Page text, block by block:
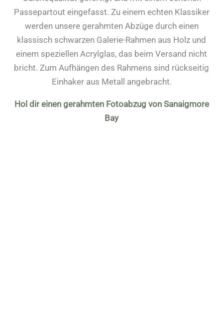
Passepartout eingefasst. Zu einem echten Klassiker
werden unsere gerahmten Abzüge durch einen
klassisch schwarzen Galerie-Rahmen aus Holz und
einem speziellen Acrylglas, das beim Versand nicht
bricht. Zum Aufhängen des Rahmens sind rückseitig
Einhaker aus Metall angebracht.
Hol dir einen gerahmten Fotoabzug von Sanaigmore
Bay